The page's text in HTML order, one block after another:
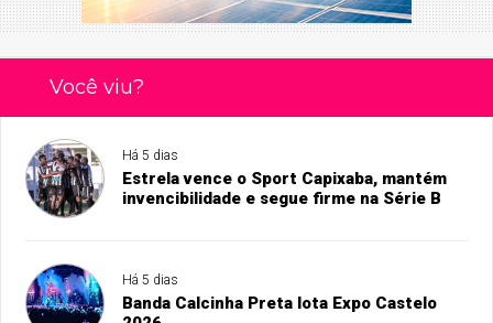
Você viu?
Há 5 dias
Estrela vence o Sport Capixaba, mantém
invencibilidade e segue firme na Série B
Há 5 dias
Banda Calcinha Preta lota Expo Castelo